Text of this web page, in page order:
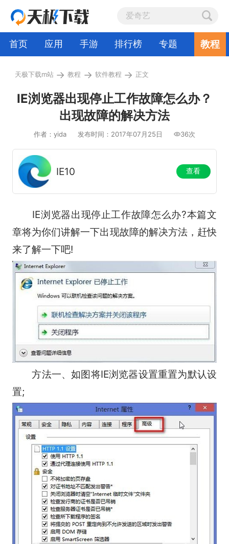
首页 应用 手游 排行榜 专题 教程
天极下载m站 → 教程 → 软件教程 → 正文
IE浏览器出现停止工作故障怎么办？
出现故障的解决方法
作者：yida 发布时间：2017年07月25日 36次
IE10 查看
IE浏览器出现停止工作故障怎么办?本篇文
章将为你们讲解一下出现故障的解决方法，赶快
来了解一下吧!
方法一、如图将IE浏览器设置重置为默认设
置;